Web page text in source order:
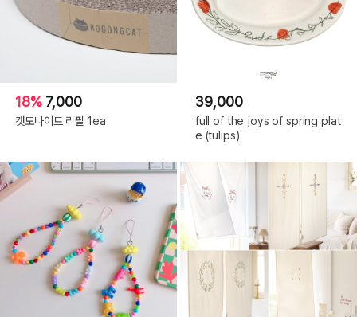
18% 7,000
캣모나이트 리필 1ea
39,000
full of the joys of spring plat
e (tulips)